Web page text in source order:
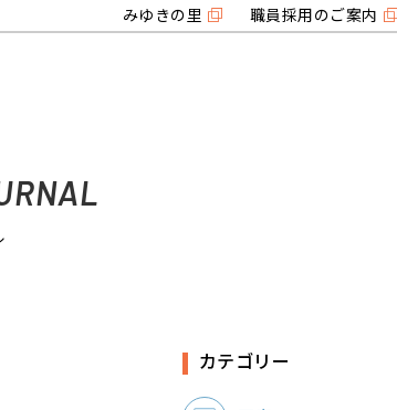
みゆきの里 職員採用のご案内
カテゴリー